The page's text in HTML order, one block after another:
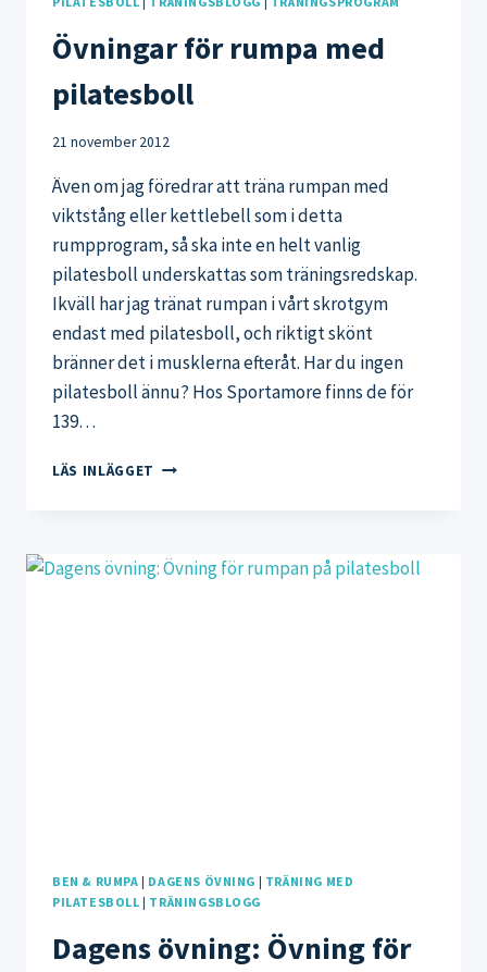
Övningar för rumpa med
pilatesboll
21 november 2012
Även om jag föredrar att träna rumpan med
viktstång eller kettlebell som i detta
rumpprogram, så ska inte en helt vanlig
pilatesboll underskattas som träningsredskap.
Ikväll har jag tränat rumpan i vårt skrotgym
endast med pilatesboll, och riktigt skönt
bränner det i musklerna efteråt. Har du ingen
pilatesboll ännu? Hos Sportamore finns de för
139…
LÄS INLÄGGET ÖVNINGAR
PILATESBOLL
BEN & RUMPA | DAGENS ÖVNING | TRÄNING MED
PILATESBOLL | TRÄNINGSBLOGG
Dagens övning: Övning för